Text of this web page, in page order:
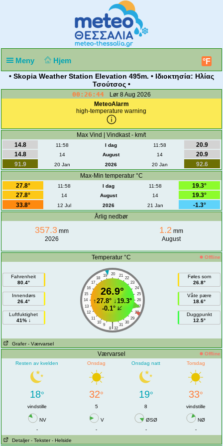
Meny Hjem °F
• Skopia Weather Station Elevation 495m. • Ιδιοκτησία: Ηλίας
Τσούτσος •
00:26:44
Lør 8 Aug 2026
MeteoAlarm
high-temperature warning
Max Vind | Vindkast - km/t
14.8
11:58 I dag 11:58
20.9
14.8
14 August 14
20.9
91.9
20 Jan 2026 20 Jan
92.6
Max-Min temperatur °C
27.8°
11:58 I dag 11:58
19.3°
27.8°
14 August 14
19.3°
33.8°
12 Jul 2026 21 Jan
-1.3°
Årlig nedbør
357.3 mm
2026
1.2 mm
August
Temperatur °C Offline
Fahrenheit
80.4°
Innendørs
26.4°
Luftfuktighet
41% ↓
20
19 21
18
22
17
23
16
24
15
25
14
26
13
27
12
28
11
29
10
30
9 31
|
8 32
26.9°
↑27.8°↓19.3°
-0.1°
Føles som
26.8°
Våte pære
18.6°
Duggpunkt
12.5°
Grafer - Værvarsel
Værvarsel
Offline
Resten av kvelden
Onsdag Onsdag natt Torsdag
18° 32° 19° 33°
vindstille 5 8 vindstille
NV V ØSØ
NØ
-
- -
-
Detaljer - Tekster - Helside